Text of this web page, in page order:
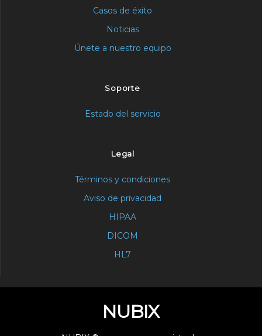
Casos de éxito
Noticias
Únete a nuestro equipo
Soporte
Estado del servicio
Legal
Términos y condiciones
Aviso de privacidad
HIPAA
DICOM
HL7
NUBIX